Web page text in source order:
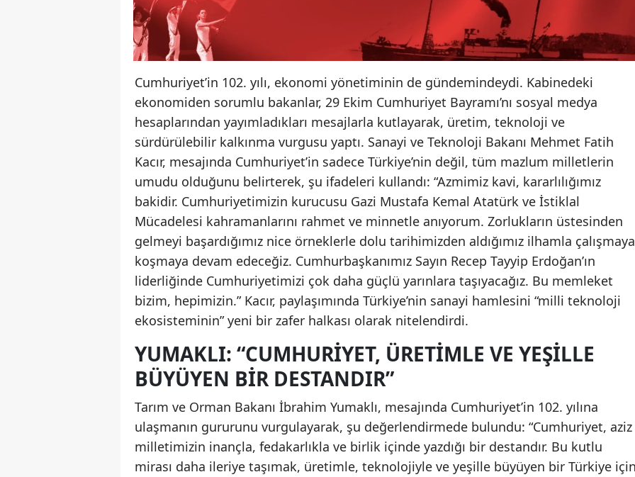
Cumhuriyet’in 102. yılı, ekonomi yönetiminin de gündemindeydi. Kabinedeki
ekonomiden sorumlu bakanlar, 29 Ekim Cumhuriyet Bayramı’nı sosyal medya
hesaplarından yayımladıkları mesajlarla kutlayarak, üretim, teknoloji ve
sürdürülebilir kalkınma vurgusu yaptı. Sanayi ve Teknoloji Bakanı Mehmet Fatih
Kacır, mesajında Cumhuriyet’in sadece Türkiye’nin değil, tüm mazlum milletlerin
umudu olduğunu belirterek, şu ifadeleri kullandı: “Azmimiz kavi, kararlılığımız
bakidir. Cumhuriyetimizin kurucusu Gazi Mustafa Kemal Atatürk ve İstiklal
Mücadelesi kahramanlarını rahmet ve minnetle anıyorum. Zorlukların üstesinden
gelmeyi başardığımız nice örneklerle dolu tarihimizden aldığımız ilhamla
koşmaya devam edeceğiz. Cumhurbaşkanımız Sayın Recep Tayyip Erdoğan’ın
liderliğinde Cumhuriyetimizi çok daha güçlü yarınlara taşıyacağız. Bu memleket
bizim, hepimizin.” Kacır, paylaşımında Türkiye’nin sanayi hamlesini “milli teknoloji
ekosisteminin” yeni bir zafer halkası olarak nitelendirdi.
YUMAKLI: “CUMHURIYET, ÜRETIMLE VE YEŞILLE
BÜYÜYEN BIR DESTANDIR”
Tarım ve Orman Bakanı İbrahim Yumaklı, mesajında Cumhuriyet’in 102. yılına
ulaşmanın gururunu vurgulayarak, şu değerlendirmede bulundu: “Cumhuriyet, aziz
milletimizin inançla, fedakarlıkla ve birlik içinde yazdığı bir destandır. Bu kutlu
mirası daha ileriye taşımak, üretimle, teknolojiyle ve yeşille büyüyen bir Türkiye